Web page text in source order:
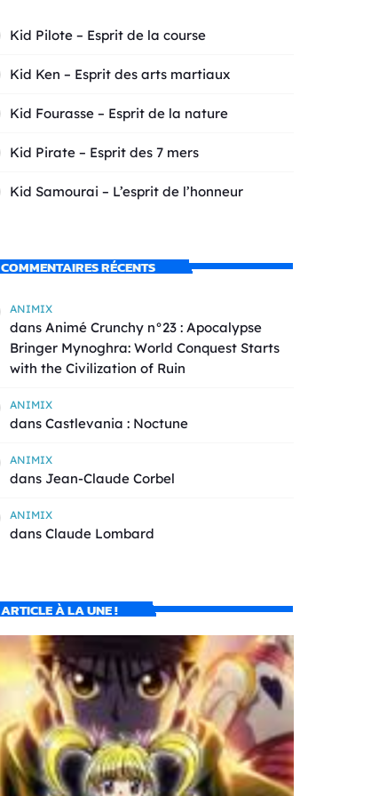
Kid Pilote – Esprit de la course
Kid Ken – Esprit des arts martiaux
Kid Fourasse – Esprit de la nature
Kid Pirate – Esprit des 7 mers
Kid Samourai – L’esprit de l’honneur
COMMENTAIRES RÉCENTS
ANIMIX
dans Animé Crunchy n°23 : Apocalypse
Bringer Mynoghra: World Conquest Starts
with the Civilization of Ruin
ANIMIX
dans Castlevania : Noctune
ANIMIX
dans Jean-Claude Corbel
ANIMIX
dans Claude Lombard
ARTICLE À LA UNE !